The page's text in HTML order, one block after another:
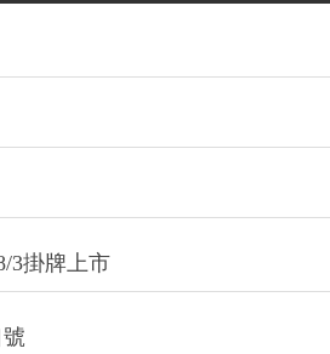
3掛牌上市